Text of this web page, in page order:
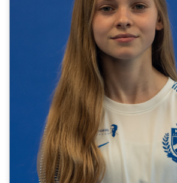
HÍREK
CSAPAT
MÉRKŐZÉSEK
JELENTKEZÉS
KLUB
GALÉRIA
SZURKOLÓI
SAJTÓ